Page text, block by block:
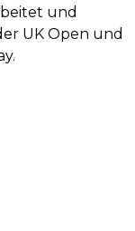
und
UK Open und